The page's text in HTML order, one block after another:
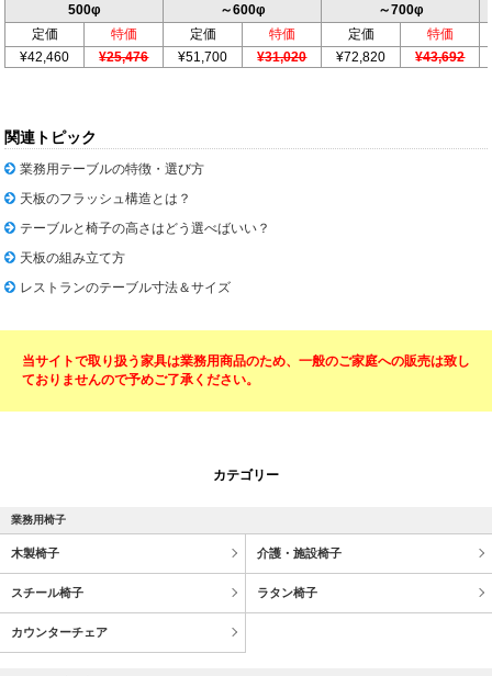
500φ ～600φ
～700φ
定価
特価 定価 特価 定価
特価
¥42,460
¥25,476 ¥51,700 ¥31,020 ¥72,820 ¥43,692
関連トピック
業務用テーブルの特徴・選び方
天板のフラッシュ構造とは？
テーブルと椅子の高さはどう選べばいい？
天板の組み立て方
レストランのテーブル寸法＆サイズ
当サイトで取り扱う家具は業務用商品のため、一般のご家庭への販売は致し
ておりませんので予めご了承ください。
カテゴリー
業務用椅子
木製椅子 介護・施設椅子
スチール椅子 ラタン椅子
カウンターチェア